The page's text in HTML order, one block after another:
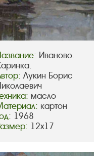
Иваново.
Лукин Борис
масло
картон
1968
12х17